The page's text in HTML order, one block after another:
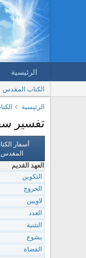
الرئيسية
الكتاب المقدس
الرئيسية
تفسير سفر
أسفار
المقدس
العهد القديم
التكوين
الخروج
لاويين
العدد
التثنية
يشوع
القضاة